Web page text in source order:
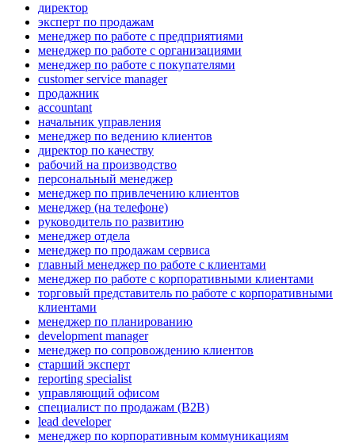
директор
эксперт по продажам
менеджер по работе с предприятиями
менеджер по работе с организациями
менеджер по работе с покупателями
customer service manager
продажник
accountant
начальник управления
менеджер по ведению клиентов
директор по качеству
рабочий на производство
персональный менеджер
менеджер по привлечению клиентов
менеджер (на телефоне)
руководитель по развитию
менеджер отдела
менеджер по продажам сервиса
главный менеджер по работе с клиентами
менеджер по работе с корпоративными клиентами
торговый представитель по работе с корпоративными
клиентами
менеджер по планированию
development manager
менеджер по сопровождению клиентов
старший эксперт
reporting specialist
управляющий офисом
специалист по продажам (B2B)
lead developer
менеджер по корпоративным коммуникациям